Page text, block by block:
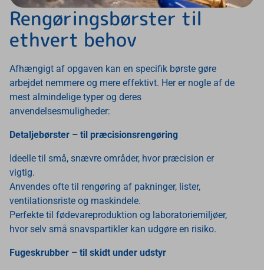
Rengøringsbørster til
ethvert behov
Afhængigt af opgaven kan en specifik børste gøre
arbejdet nemmere og mere effektivt. Her er nogle af de
mest almindelige typer og deres
anvendelsesmuligheder:
Detaljebørster – til præcisionsrengøring
Ideelle til små, snævre områder, hvor præcision er
vigtig.
Anvendes ofte til rengøring af pakninger, lister,
ventilationsriste og maskindele.
Perfekte til fødevareproduktion og laboratoriemiljøer,
hvor selv små snavspartikler kan udgøre en risiko.
Fugeskrubber – til skidt under udstyr